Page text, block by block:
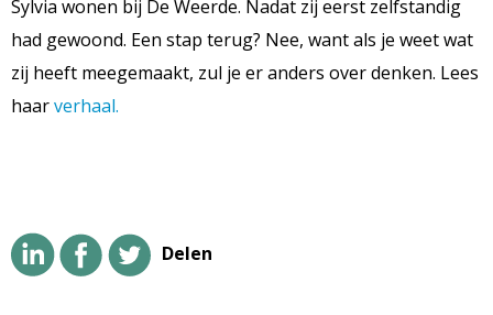
Sylvia wonen bij De Weerde. Nadat zij eerst zelfstandig
had gewoond. Een stap terug? Nee, want als je weet wat
zij heeft meegemaakt, zul je er anders over denken. Lees
haarverhaal.
Delen